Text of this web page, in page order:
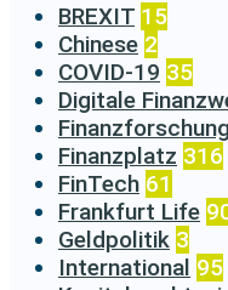
BREXIT 15
Chinese 2
COVID-19 35
Digitale
Finanzforschung
Finanzplatz 316
FinTech 61
Frankfurt Life
Geldpolitik 3
International 95